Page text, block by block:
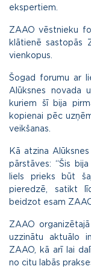
ekspertiem.
ZAAO vēstnieku
klātienē sastopās
vienkopus.
Šogad forumu ar
Alūksnes novada
kuriem šī bija
kopienai pēc
veikšanas.
Kā atzina
pārstāves: “Šis
liels prieks būt
pieredzē, satikt
beidzot esam
ZAAO
uzzinātu aktuālo
ZAAO, kā arī lai
no citu labās